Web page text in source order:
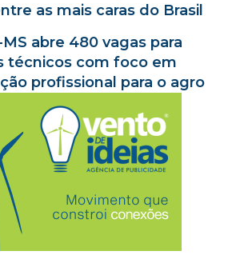
as mais caras do Brasil
abre 480 vagas para
técnicos com foco em
profissional para o agro